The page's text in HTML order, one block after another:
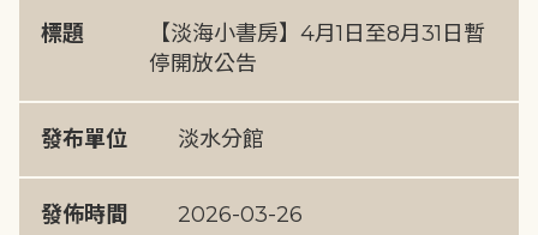
標題
【淡海小書房】4月1日至8月31日暫
停開放公告
發布單位 淡水分館
發佈時間 2026-03-26